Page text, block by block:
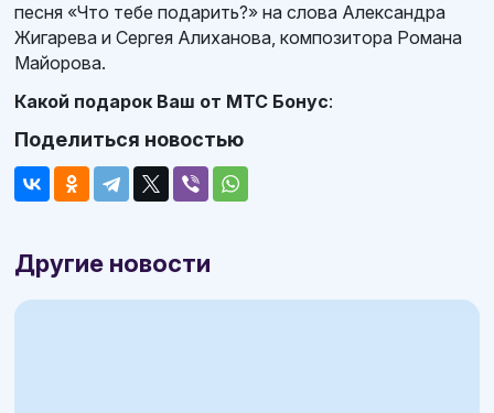
песня «Что тебе подарить?» на слова Александра
Жигарева и Сергея Алиханова, композитора Романа
Майорова.
Какой подарок Ваш от МТС Бонус:
Поделиться новостью
Другие новости